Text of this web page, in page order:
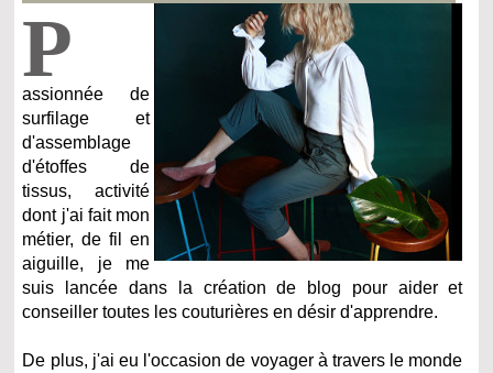
P
assionnée de
surfilage et
d'assemblage
d'étoffes de
tissus, activité
dont j'ai fait mon
métier, de fil en
aiguille, je me
suis lancée dans la création de blog pour aider et
conseiller toutes les couturières en désir d'apprendre.
De plus, j'ai eu l'occasion de voyager à travers le monde